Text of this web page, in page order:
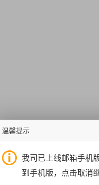
温馨提示
我司已上线邮箱手机
到手机版，点击取消